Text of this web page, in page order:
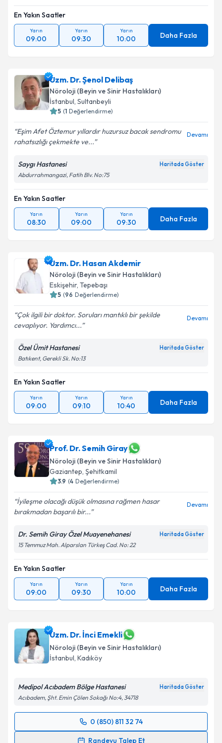
En Yakın Saatler
Yarın
09:00
Yarın
09:30
Yarın
10:00 Daha Fazla
Uzm. Dr. Şenol Delibaş
Nöroloji (Beyin ve Sinir Hastalıkları)
İstanbul, Sultanbeyli
5 (1 Değerlendirme)
Eşim Afet Öztemur yıllardır huzursuz bacak sendromu
rahatsızlığı çekmekte ve...
Devamı
Saygı Hastanesi Haritada Göster
Abdurrahmangazi, Fatih Blv. No:75
En Yakın Saatler
Yarın
08:30
Yarın
09:00
Yarın
09:30 Daha Fazla
Uzm. Dr. Hasan Akdemir
Nöroloji (Beyin ve Sinir Hastalıkları)
Eskişehir, Tepebaşı
5 (96 Değerlendirme)
Çok ilgili bir doktor. Soruları mantıklı bir şekilde
cevaplıyor. Yardımcı...
Devamı
Özel Ümit Hastanesi Haritada Göster
Batıkent, Gerekli Sk. No:13
En Yakın Saatler
Yarın
09:00
Yarın
09:10
Yarın
10:40 Daha Fazla
Prof. Dr. Semih Giray
Nöroloji (Beyin ve Sinir Hastalıkları)
Gaziantep, Şehitkamil
3.9 (4 Değerlendirme)
İyileşme olacağı düşük olmasına rağmen hasar
bırakmadan başarılı bir...
Devamı
Dr. Semih Giray Özel Muayenehanesi Haritada Göster
15 Temmuz Mah. Alparslan Türkeş Cad. No: 22
En Yakın Saatler
Yarın
09:00
Yarın
09:30
Yarın
10:00 Daha Fazla
Uzm. Dr. İnci Emekli
Nöroloji (Beyin ve Sinir Hastalıkları)
İstanbul, Kadıköy
Medipol Acıbadem Bölge Hastanesi Haritada Göster
Acıbadem, Şht. Emin Çölen Sokağı No:4, 34718
0 (850) 811 32 74
Randevu Talep Et
Randevu Takvimi Talebi